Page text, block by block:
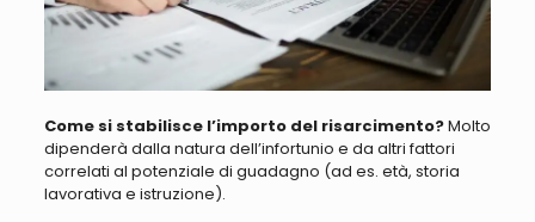
Come si stabilisce l’importo del risarcimento?Molto
dipenderà dalla natura dell’infortunio e da altri fattori
correlati al potenziale di guadagno (ad es. età, storia
lavorativa e istruzione).